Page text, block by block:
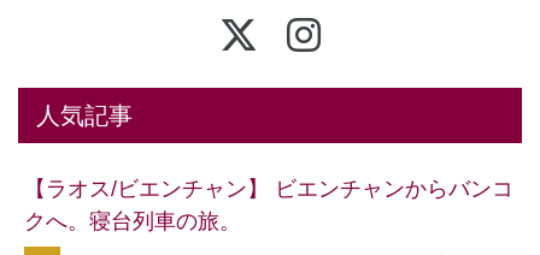
人気記事
【ラオス/ビエンチャン】 ビエンチャンからバンコ
クへ。寝台列車の旅。